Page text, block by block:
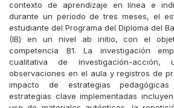
contexto de aprendizaje en línea e
durante un período de tres meses, el
estudiante del Programa del Diploma del
(IB) en un nivel ab initio, con el
competencia B1. La investigación
cualitativa de investigación-acción,
observaciones en el aula y registros de
impacto de estrategias pedagógicas
estrategias clave implementadas